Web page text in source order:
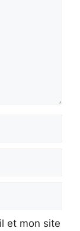
et mon site